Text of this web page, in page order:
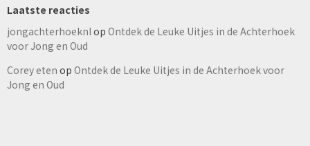
Laatste reacties
jongachterhoeknlop Ontdek de Leuke Uitjes in de Achterhoek
voor Jong en Oud
Corey eten op Ontdek de Leuke Uitjes in de Achterhoek voor
Jong en Oud